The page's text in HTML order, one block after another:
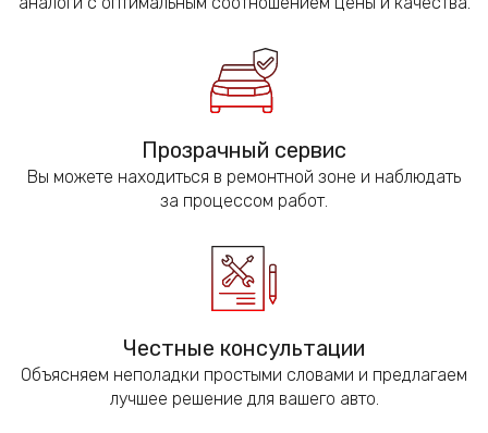
Прозрачный сервис
Вы можете находиться в ремонтной зоне и наблюдать
за процессом работ.
Честные консультации
Объясняем неполадки простыми словами и предлагаем
лучшее решение для вашего авто.